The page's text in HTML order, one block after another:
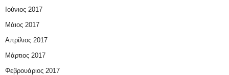
Ιούνιος 2017
Μάιος 2017
Απρίλιος 2017
Μάρτιος 2017
Φεβρουάριος 2017